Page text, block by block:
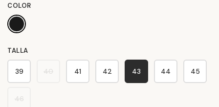
COLOR
NEGRO
TALLA
39 40 41 42 43 44 45
46